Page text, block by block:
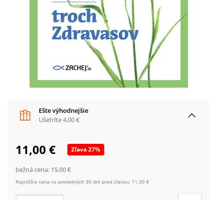
Ešte výhodnejšie
Ušetríte4,00 €
11,00 € Zľava27%
bežná cena: 15,00 €
Najnižšia cena za posledných 30 dní pred zľavou: 11,00 €